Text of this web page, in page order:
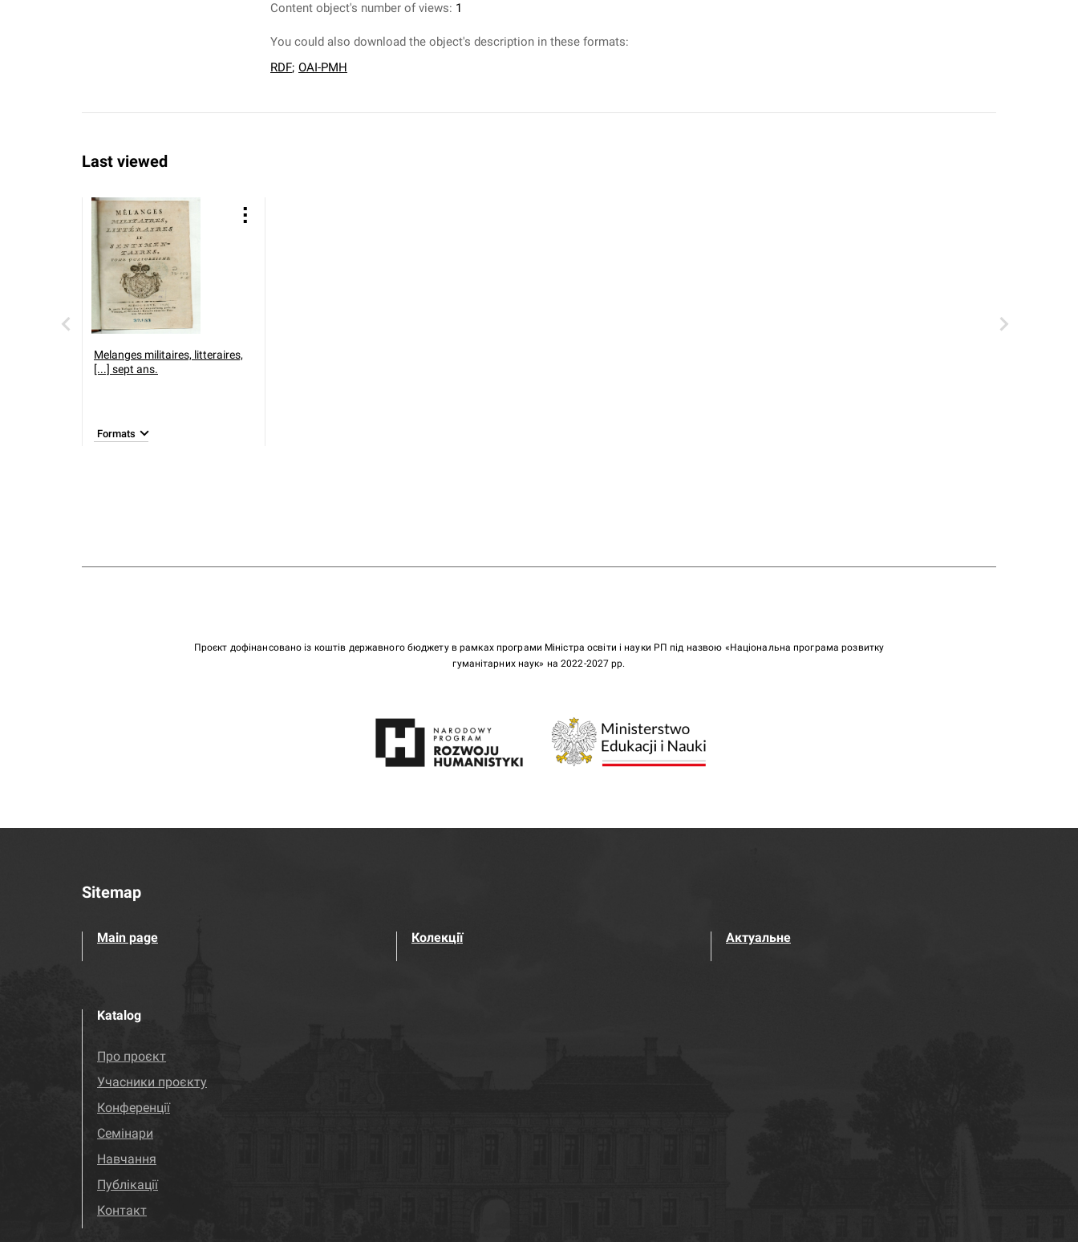
Content object's number of views: 1
You could also download the object's description in these formats:
RDF; OAI-PMH
Last viewed
Melanges militaires, litteraires,
[...] sept ans.
Formats
Проєкт дофінансовано із коштів державного бюджету в рамках програми Міністра освіти і науки РП під назвою «Національна програма розвитку
гуманітарних наук» на 2022-2027 рр.
Sitemap
Main page Колекції Актуальне
Katalog
Про проєкт
Учасники проєкту
Конференції
Семінари
Навчання
Публікації
Контакт